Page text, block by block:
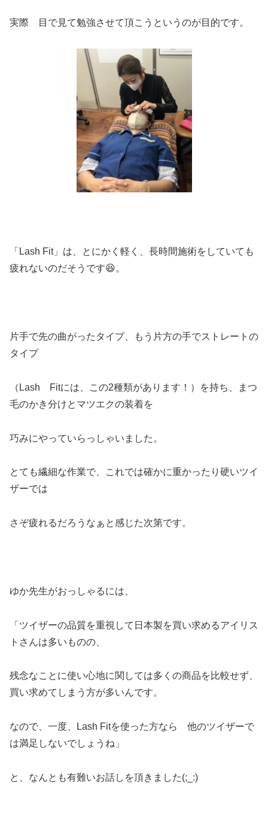
実際 目で見て勉強させて頂こうというのが目的です。
「 Lash Fit」は、とにかく軽く、長時間施術をしていても
疲れないのだそうです😆。
片手で先の曲がったタイプ、もう片方の手でストレートの
タイプ
（ Lash Fitには、この2種類があります！）を持ち、まつ
毛のかき分けとマツエクの装着を
巧みにやっていらっしゃいました。
とても繊細な作業で、これでは確かに重かったり硬いツイ
ザーでは
さぞ疲れるだろうなぁと感じた次第です。
ゆか先生がおっしゃるには、
「ツイザーの品質を重視して日本製を買い求めるアイリス
トさんは多いものの、
残念なことに使い心地に関しては多くの商品を比較せず、
買い求めてしまう方が多いんです。
なので、一度、 Lash Fitを使った方なら 他のツイザーで
は満足しないでしょうね」
と、なんとも有難いお話しを頂きました(;_:)